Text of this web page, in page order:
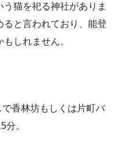
猫を祀る神社がありま
ると言われており、能登
しれません。
香林坊もしくは片町バ
分。